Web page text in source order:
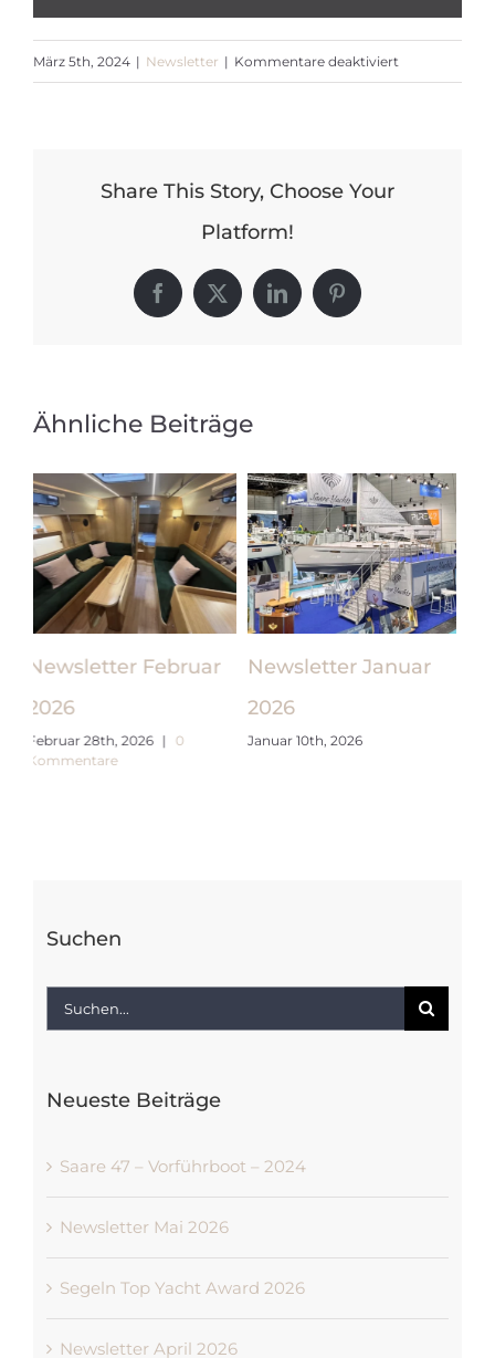
März 5th, 2024 | Newsletter | Kommentare deaktiviert
Share This Story, Choose Your
Platform!
Facebook
X LinkedInPinterest
Ähnliche Beiträge
Newsletter Januar
2026
Januar 10th, 2026
Newsletter Mai 2026
Juni 4th, 2026
Suchen
Suche
nach:
Neueste Beiträge
Saare 47 – Vorführboot – 2024
Newsletter Mai 2026
Segeln Top Yacht Award 2026
Newsletter April 2026